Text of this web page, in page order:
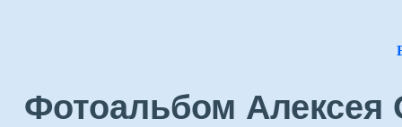
Фотоальбом Алексея